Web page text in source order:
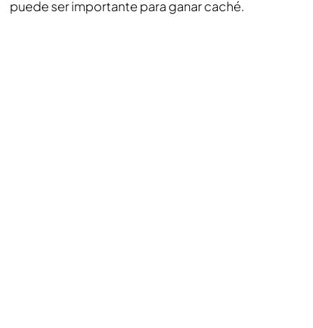
puede ser importante para ganar caché.